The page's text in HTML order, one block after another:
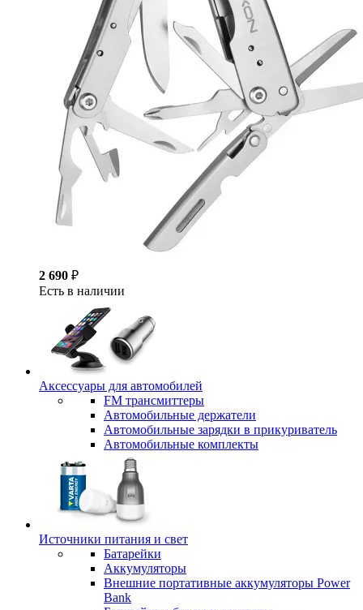
2 690 ₽
Есть в наличии
Аксессуары для автомобилей
FM трансмиттеры
Автомобильные держатели
Автомобильные зарядки в прикуриватель
Автомобильные комплекты
Источники питания и свет
Батарейки
Аккумуляторы
Внешние портативные аккумуляторы Power
Bank